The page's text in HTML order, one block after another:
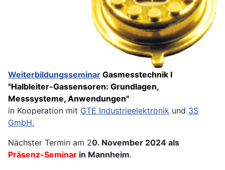
Weiterbildungsseminar Gasmesstechnik I
"Halbleiter-Gassensoren: Grundlagen,
Messsysteme, Anwendungen"
in Kooperation mit GTE Industrieelektronik und 3S
GmbH.
Nächster Termin am 20. November 2024 als
Präsenz-Seminar in Mannheim.